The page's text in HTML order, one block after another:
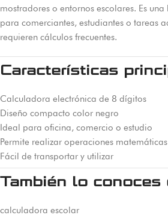
mostradores o entornos escolares. Es
para comerciantes, estudiantes o tareas
requieren cálculos frecuentes.
Características
Calculadora electrónica de 8 dígitos
Diseño compacto color negro
Ideal para oficina, comercio o estudio
Permite realizar operaciones
Fácil de transportar y utilizar
También lo conoces
calculadora escolar